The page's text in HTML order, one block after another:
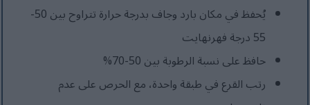
يُحفظ في مكان بارد وجاف بدرجة حرارة تتراوح بين 50-
55 درجة فهرنهايت
حافظ على نسبة الرطوبة بين 50-70%
رتب القرع في طبقة واحدة، مع الحرص على عدم